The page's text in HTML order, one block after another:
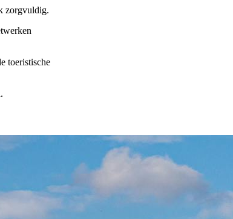
zorgvuldig.
toeristische